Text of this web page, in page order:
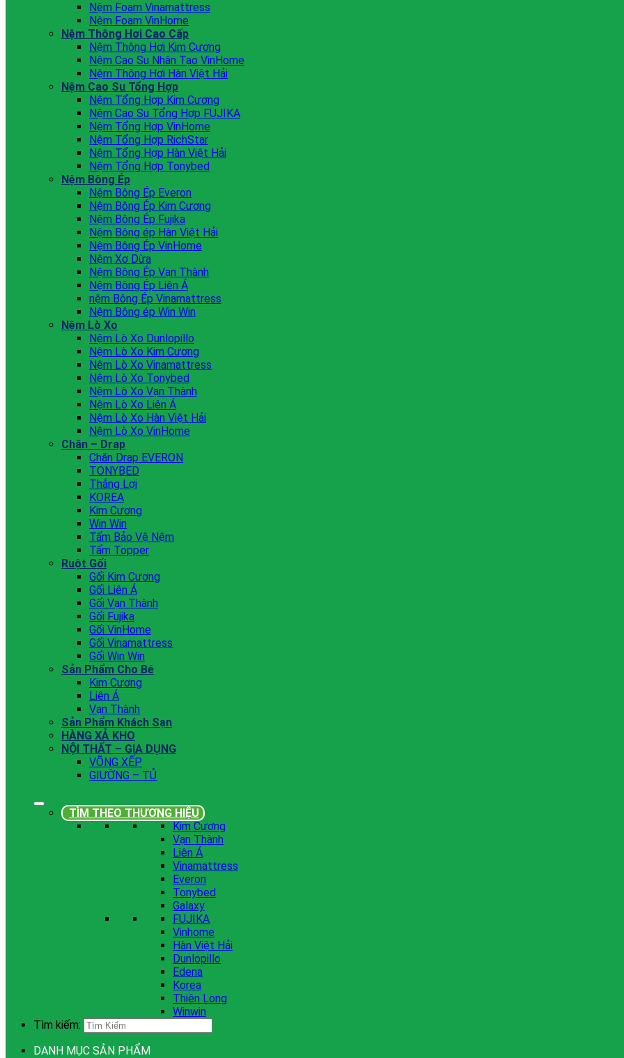
Nệm Foam Vinamattress
Nệm Foam VinHome
Nệm Thông Hơi Cao Cấp
Nệm Thông Hơi Kim Cương
Nệm Cao Su Nhân Tạo VinHome
Nệm Thông Hơi Hàn Việt Hải
Nệm Cao Su Tổng Hợp
Nệm Tổng Hợp Kim Cương
Nệm Cao Su Tổng Hợp FUJIKA
Nệm Tổng Hợp VinHome
Nệm Tổng Hợp RichStar
Nệm Tổng Hợp Hàn Việt Hải
Nệm Tổng Hợp Tonybed
Nệm Bông Ép
Nệm Bông Ép Everon
Nệm Bông Ép Kim Cương
Nệm Bông Ép Fujika
Nệm Bông ép Hàn Việt Hải
Nệm Bông Ép VinHome
Nệm Xơ Dừa
Nệm Bông Ép Vạn Thành
Nệm Bông Ép Liên Á
nệm Bông Ép Vinamattress
Nệm Bông ép Win Win
Nệm Lò Xo
Nệm Lò Xo Dunlopillo
Nệm Lò Xo Kim Cương
Nệm Lò Xo Vinamattress
Nệm Lò Xo Tonybed
Nệm Lò Xo Vạn Thành
Nệm Lò Xo Liên Á
Nệm Lò Xo Hàn Việt Hải
Nệm Lò Xo VinHome
Chăn – Drap
Chăn Drap EVERON
TONYBED
Thắng Lợi
KOREA
Kim Cương
Win Win
Tấm Bảo Vệ Nệm
Tấm Topper
Ruột Gối
Gối Kim Cương
Gối Liên Á
Gối Vạn Thành
Gối Fujika
Gối VinHome
Gối Vinamattress
Gối Win Win
Sản Phẩm Cho Bé
Kim Cương
Liên Á
Vạn Thành
Sản Phẩm Khách Sạn
HÀNG XẢ KHO
NỘI THẤT – GIA DỤNG
VÕNG XẾP
GIƯỜNG – TỦ
TÌM THEO THƯƠNG HIỆU
Kim Cương
Vạn Thành
Liên Á
Vinamattress
Everon
Tonybed
Galaxy
FUJIKA
Vinhome
Hàn Việt Hải
Dunlopillo
Edena
Korea
Thiên Long
Winwin
Tìm kiếm:
DANH MỤC SẢN PHẨM